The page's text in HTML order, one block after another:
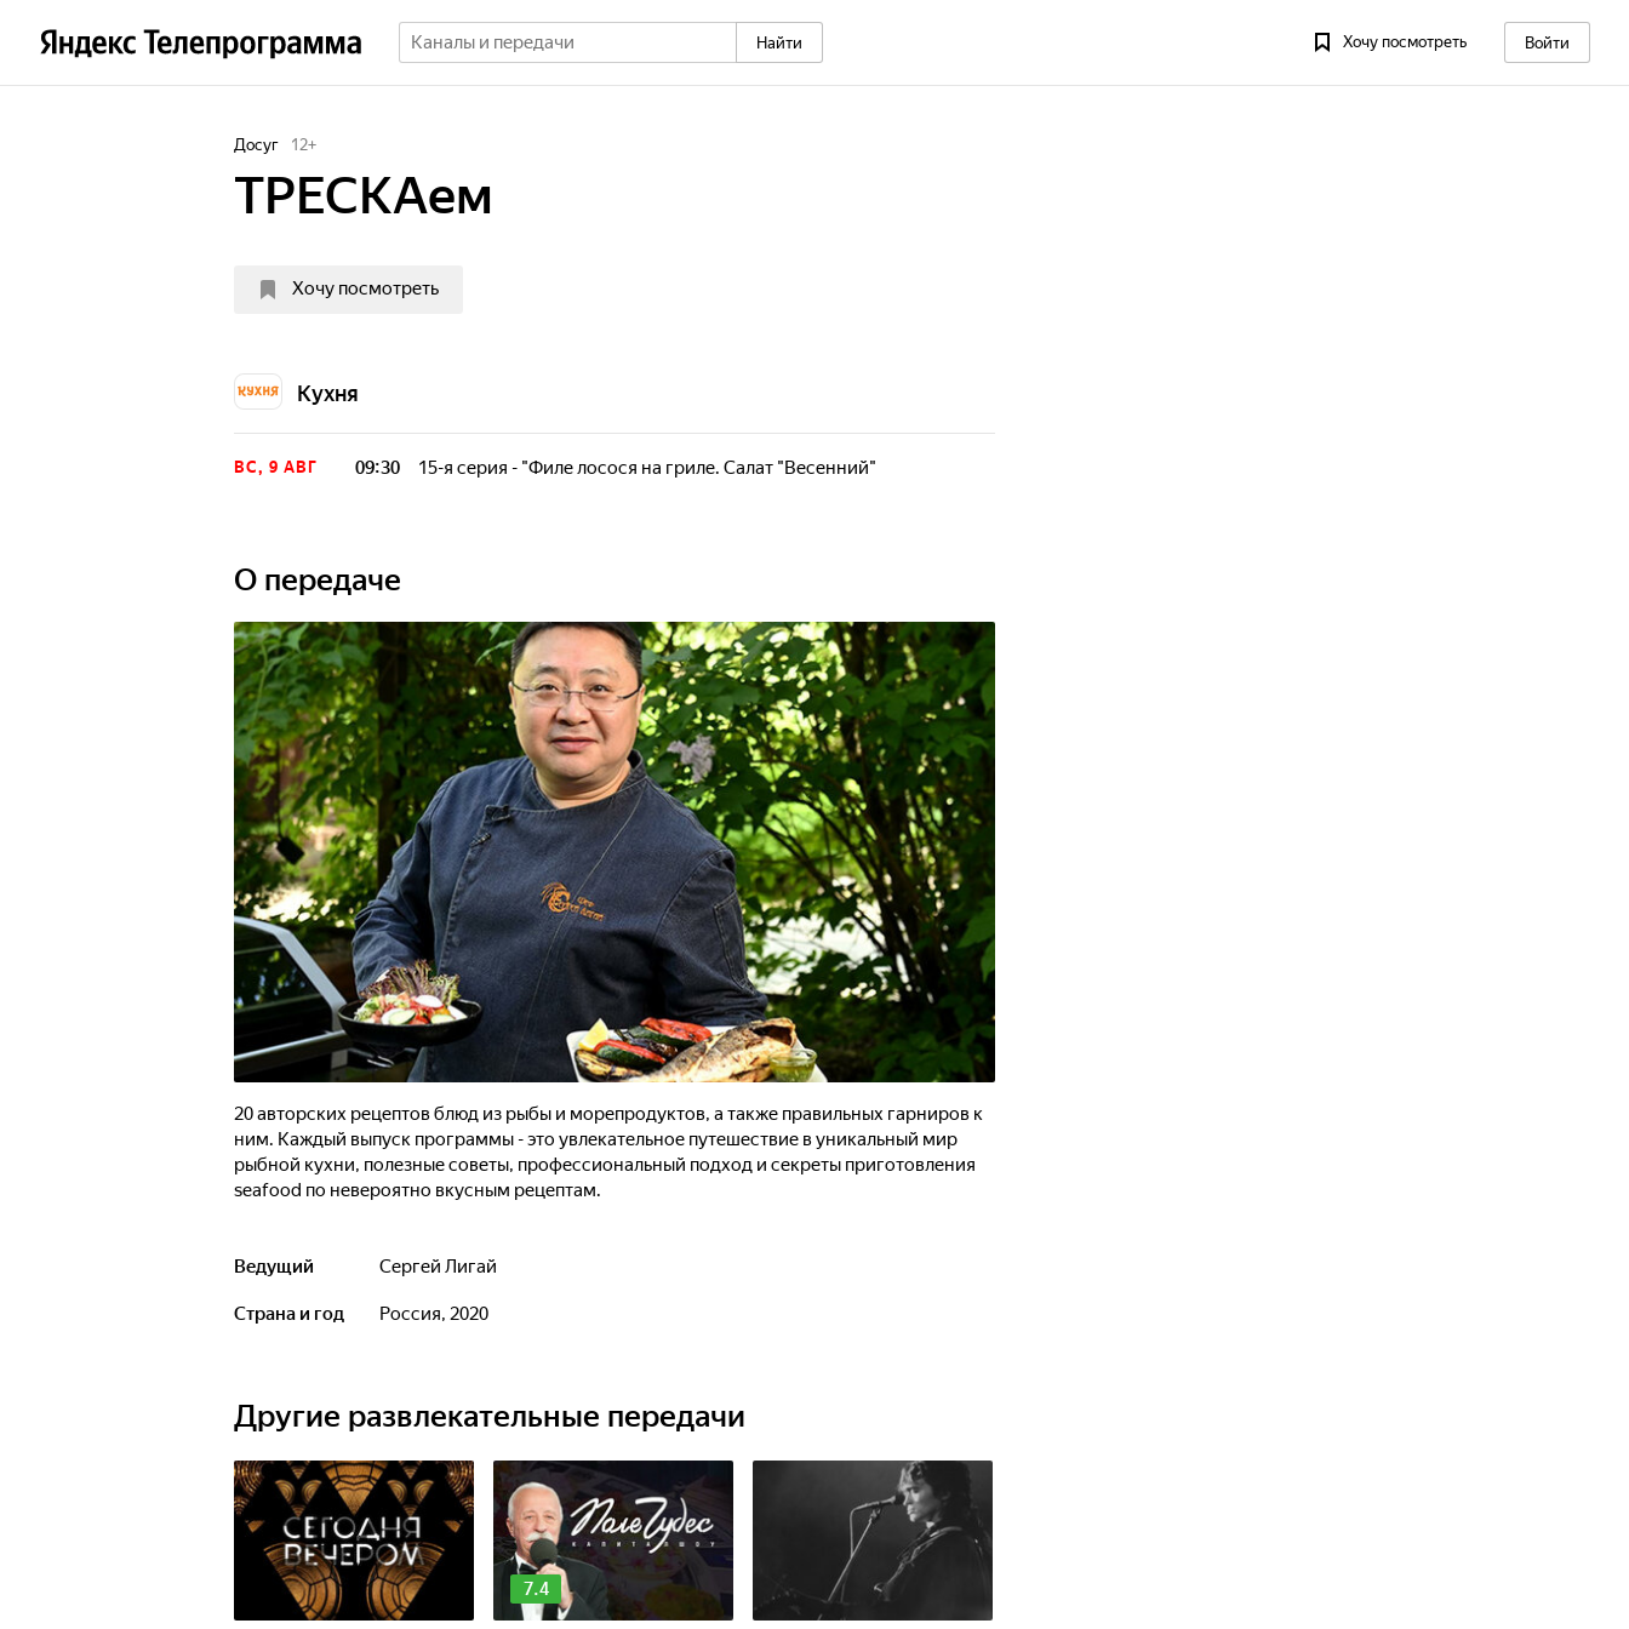
Найти Хочу посмотреть Войти
Досуг 12+
ТРЕСКАем
Хочу посмотреть
Кухня
ВС, 9 АВГ 09:30 15-я серия - "Филе лосося на гриле. Салат "Весенний"
О передаче
20 авторских рецептов блюд из рыбы и морепродуктов, а также правильных гарниров к
ним. Каждый выпуск программы - это увлекательное путешествие в уникальный мир
рыбной кухни, полезные советы, профессиональный подход и секреты приготовления
seafood по невероятно вкусным рецептам.
Ведущий Сергей Лигай
Страна и год Россия, 2020
Другие развлекательные передачи
7.4